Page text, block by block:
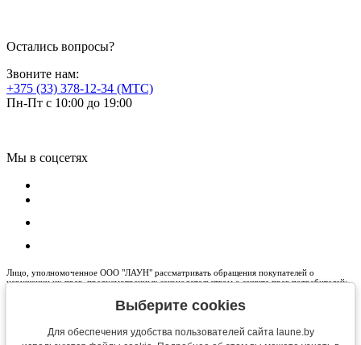
Остались вопросы?
Звоните нам:
+375 (33) 378-12-34 (МТС)
Пн-Пт с 10:00 до 19:00
Мы в соцсетях
Лицо, уполномоченное ООО "ЛАУН" рассматривать обращения покупателей о
нарушении их прав, предусмотренных законодательством о защите прав потребителей:
Управление торговли и услуг Гродненского горисполкома (для обращений покупателей):
Общество с ограниченной ответственностью «ЛАУН» (сокращенное наименование ООО
Выберите cookies
Для обеспечения удобства пользователей сайта laune.by